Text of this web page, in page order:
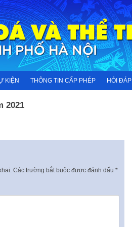
KIỆN THÔNG TIN CẤP PHÉP HỎI ĐÁP
2021
Các trường bắt buộc được đánh dấu *